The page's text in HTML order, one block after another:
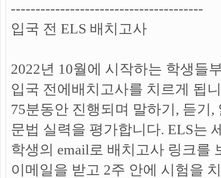
---------------------------------------
입국 전 ELS 배치고사
2022년 10월에 시작하는 학생들
입국 전에배치고사를 치르게 됩
75분동안 진행되며 말하기, 듣기
문법 실력을 평가합니다. ELS는
학생의 email로 배치고사 링크를
이메일을 받고 2주 안에 시험을